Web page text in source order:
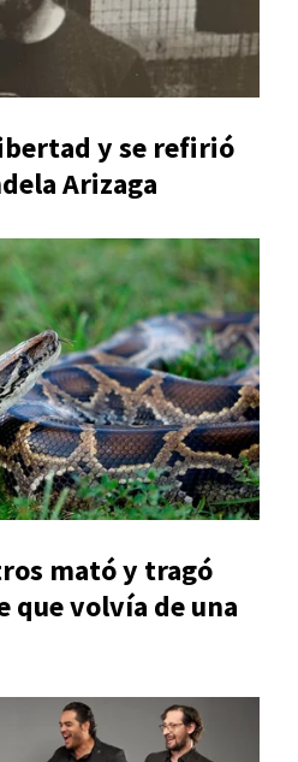
y se refirió
Arizaga
mató y tragó
que volvía de una